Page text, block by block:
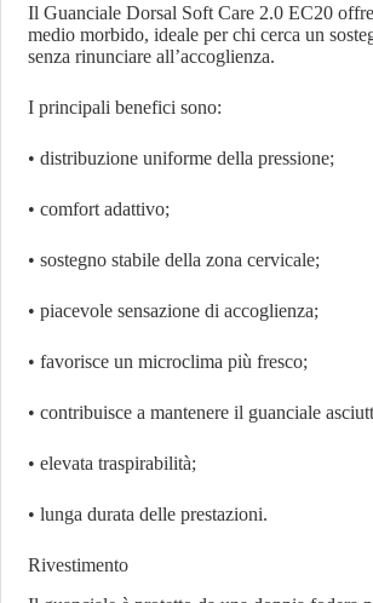
Il Guanciale Dorsal Soft Care 2.0 EC20
medio morbido, ideale per chi cerca un
senza rinunciare all’accoglienza.
I principali benefici sono:
• distribuzione uniforme della pressione;
• comfort adattivo;
• sostegno stabile della zona cervicale;
• piacevole sensazione di accoglienza;
• favorisce un microclima più fresco;
• contribuisce a mantenere il guanciale
• elevata traspirabilità;
• lunga durata delle prestazioni.
Rivestimento